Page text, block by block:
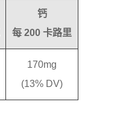
钙
每 200 卡路里
170mg
(13% DV)